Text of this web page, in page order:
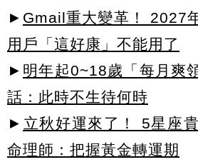
► Gmail重大變革！ 2027
用戶「這好康」不能用了
► 明年起0~18歲「每月爽
話：此時不生待何時
► 立秋好運來了！ 5星座
命理師：把握黃金轉運期